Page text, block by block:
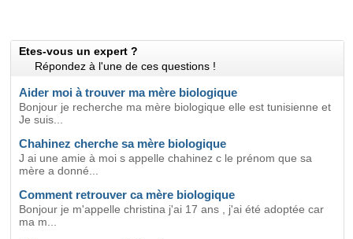
Etes-vous un expert ?
Répondez à l'une de ces questions !
Aider moi à trouver ma mère biologique
Bonjour je recherche ma mère biologique elle est tunisienne et
Je suis...
Chahinez cherche sa mère biologique
J ai une amie à moi s appelle chahinez c le prénom que sa
mère a donné...
Comment retrouver ca mère biologique
Bonjour je m'appelle christina j'ai 17 ans , j'ai été adoptée car
ma m...